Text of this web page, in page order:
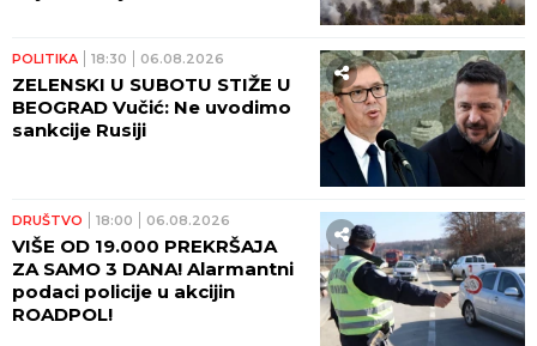
POLITIKA 18:30 06.08.2026
ZELENSKI U SUBOTU STIŽE U
BEOGRAD Vučić: Ne uvodimo
sankcije Rusiji
DRUŠTVO 18:00 06.08.2026
VIŠE OD 19.000 PREKRŠAJA
ZA SAMO 3 DANA! Alarmantni
podaci policije u akcijin
ROADPOL!